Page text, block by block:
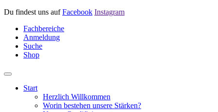
Du findest uns aufFacebook Instagram
Fachbereiche
Anmeldung
Suche
Shop
Start
Herzlich Willkommen
Worin bestehen unsere Stärken?